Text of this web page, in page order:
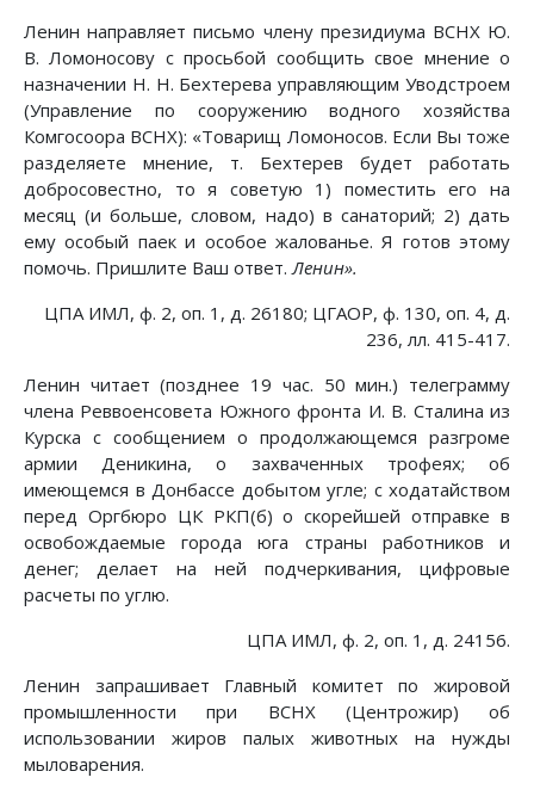
Ленин направляет письмо члену президиума ВСНХ Ю.
В. Ломоносову с просьбой сообщить свое мнение о
назначении Н. Н. Бехтерева управляющим Уводстроем
(Управление по сооружению водного хозяйства
Комгосоора ВСНХ): «Товарищ Ломоносов. Если Вы тоже
разделяете мнение, т. Бехтерев будет работать
добросовестно, то я советую 1) поместить его на
месяц (и больше, словом, надо) в санаторий; 2) дать
ему особый паек и особое жалованье. Я готов этому
помочь. Пришлите Ваш ответ.Ленин».
ЦПА ИМЛ, ф. 2, оп. 1, д. 26180; ЦГАОР, ф. 130, оп. 4, д.
236, лл. 415-417.
Ленин читает (позднее 19 час. 50 мин.) телеграмму
члена Реввоенсовета Южного фронта И. В. Сталина из
Курска с сообщением о продолжающемся разгроме
армии Деникина, о захваченных трофеях; об
имеющемся в Донбассе добытом угле; с ходатайством
перед Оргбюро ЦК РКП(б) о скорейшей отправке в
освобождаемые города юга страны работников и
денег; делает на ней подчеркивания, цифровые
расчеты по углю.
ЦПА ИМЛ, ф. 2, оп. 1, д. 24156.
Ленин запрашивает Главный комитет по жировой
промышленности при ВСНХ (Центрожир) об
использовании жиров палых животных на нужды
мыловарения.